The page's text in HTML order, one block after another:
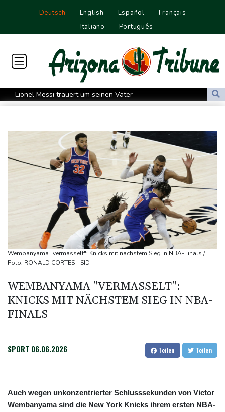
Deutsch English Español
Français
Italiano
Português
Lionel Messi trauert um seinen Vater
Absturz von Ultraleichtflugzeug: 72-jähriger Pilot stirbt in Baden-
Selenskyj warnt in Belgrad vor Folgen russischer Angriffe für
Drohnen über Bundeswehrstandort in Nordrhein-Westfalen
Ungarns Regierungspartei nominiert Ex-Gerichtspräsidenten
Baka als Staatschef
Schwimm-EM: Halbisch winkt und springt zu Bronze
Selenskyj: Ukraine hat praktisch keine intakten
Wärmekraftwerke mehr
Braunschweig nach Kantersieg in Magdeburg an der Spitze
Aussetzung von Lkw-Fahrverbot: BUND kritisiert Maßnahme -
Industrie begrüßt sie
Wembanyama "vermasselt": Knicks mit nächstem Sieg in NBA-Finals /
Foto: RONALD CORTES - SID
WEMBANYAMA "VERMASSELT":
KNICKS MIT NÄCHSTEM SIEG IN NBA-
FINALS
SPORT 06.06.2026 Teilen Teilen
Auch wegen unkonzentrierter Schlusssekunden von Victor
Wembanyama sind die New York Knicks ihrem ersten NBA-